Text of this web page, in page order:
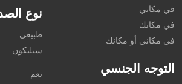
في مكاني
في مكانك
في مكاني أو مكانك
التوجه الجنسي
نوع
طبيعي
سيليكون
نعم